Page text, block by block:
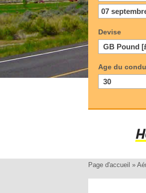
Devise
Age du
Page d'accueil »